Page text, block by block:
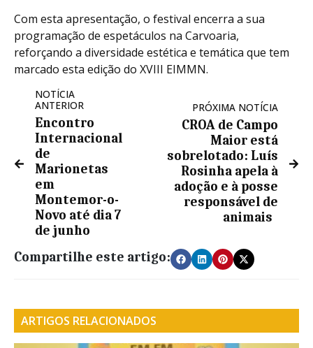
Com esta apresentação, o festival encerra a sua
programação de espetáculos na Carvoaria,
reforçando a diversidade estética e temática que tem
marcado esta edição do XVIII EIMMN.
NOTÍCIA
ANTERIOR
Encontro
Internacional
de
Marionetas
em
Montemor-o-
Novo até dia 7
de junho
PRÓXIMA NOTÍCIA
CROA de Campo
Maior está
sobrelotado: Luís
Rosinha apela à
adoção e à posse
responsável de
animais
Compartilhe este artigo:
ARTIGOS RELACIONADOS